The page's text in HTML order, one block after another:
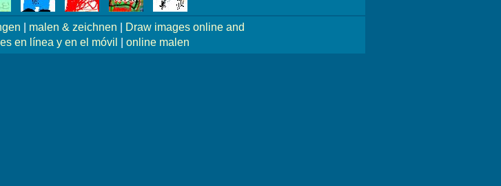
malen & zeichnen
Draw images online and
en línea y en el móvil online malen